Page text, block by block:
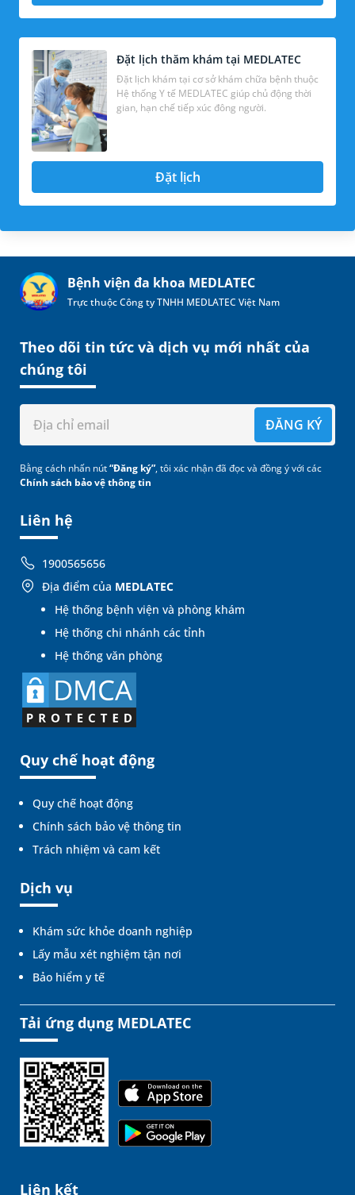
Đặt lịch thăm khám tại MEDLATEC
Đặt lịch khám tại cơ sở khám chữa bệnh thuộc
Hệ thống Y tế MEDLATEC giúp chủ động thời
gian, hạn chế tiếp xúc đông người.
Đặt lịch
Bệnh viện đa khoa MEDLATEC
Trực thuộc Công ty TNHH MEDLATEC Việt Nam
Liên hệ
1900565656
Địa điểm của MEDLATEC
Hệ thống bệnh viện và phòng khám
Hệ thống chi nhánh các tỉnh
Hệ thống văn phòng
Quy chế hoạt động
Quy chế hoạt động
Chính sách bảo vệ thông tin
Trách nhiệm và cam kết
Dịch vụ
Khám sức khỏe doanh nghiệp
Lấy mẫu xét nghiệm tận nơi
Bảo hiểm y tế
Theo dõi tin tức và dịch vụ mới nhất của
chúng tôi
ĐĂNG KÝ
Bằng cách nhấn nút“Đăng ký”, tôi xác nhận đã đọc và đồng ý với các
Chính sách bảo vệ thông tin
Tải ứng dụng MEDLATEC
Liên kết